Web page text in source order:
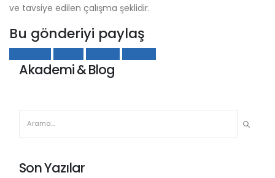
ve tavsiye edilen çalışma şeklidir.
Bu gönderiyi paylaş
Akademi & Blog
Son Yazılar